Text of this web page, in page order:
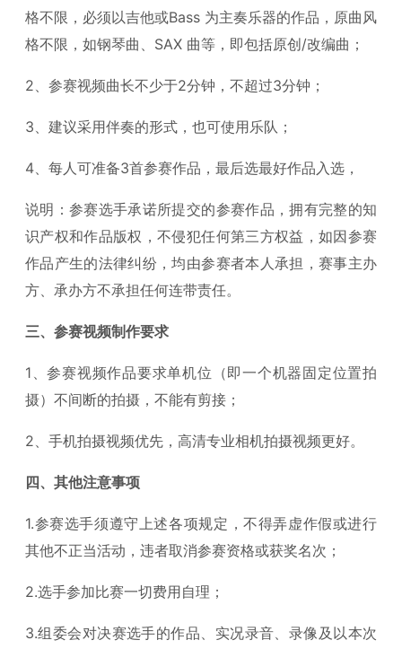
格不限，必须以吉他或Bass 为主奏乐器的作品，原曲风
格不限，如钢琴曲、SAX 曲等，即包括原创/改编曲；
2、参赛视频曲长不少于2分钟，不超过3分钟；
3、建议采用伴奏的形式，也可使用乐队；
4、每人可准备3首参赛作品，最后选最好作品入选，
说明：参赛选手承诺所提交的参赛作品，拥有完整的知
识产权和作品版权，不侵犯任何第三方权益，如因参赛
作品产生的法律纠纷，均由参赛者本人承担，赛事主办
方、承办方不承担任何连带责任。
三、参赛视频制作要求
1、参赛视频作品要求单机位（即一个机器固定位置拍
摄）不间断的拍摄，不能有剪接；
2、手机拍摄视频优先，高清专业相机拍摄视频更好。
四、其他注意事项
1.参赛选手须遵守上述各项规定，不得弄虚作假或进行
其他不正当活动，违者取消参赛资格或获奖名次；
2.选手参加比赛一切费用自理；
3.组委会对决赛选手的作品、实况录音、录像及以本次